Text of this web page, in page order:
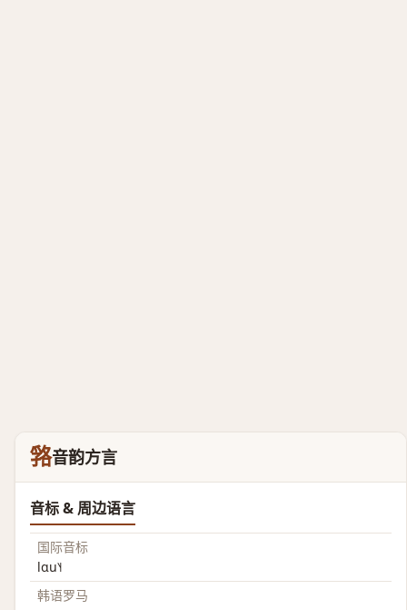
嗠音韵方言
音标 & 周边语言
国际音标
lɑu˥˧
韩语罗马